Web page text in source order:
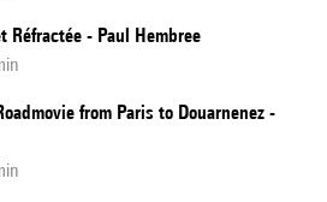
Réfractée - Paul Hembree
from Paris to Douarnenez -